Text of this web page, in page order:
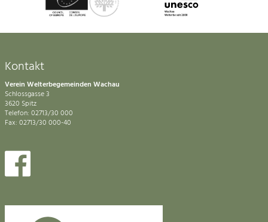
Kontakt
Verein Welterbegemeinden Wachau
Schlossgasse 3
3620 Spitz
Telefon: 02713/30 000
Fax: 02713/30 000-40